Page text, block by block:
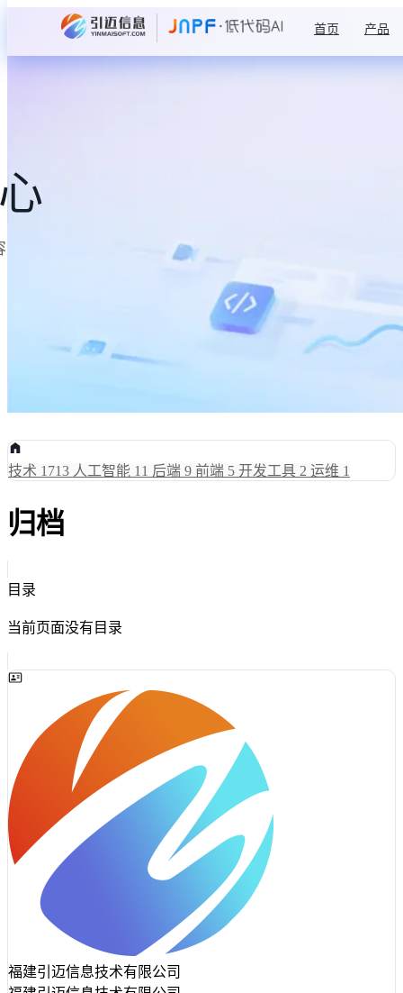
首页 产品
技术 1713 人工智能 11 后端 9 前端 5 开发工具 2 运维 1
归档
目录
当前页面没有目录
福建引迈信息技术有限公司